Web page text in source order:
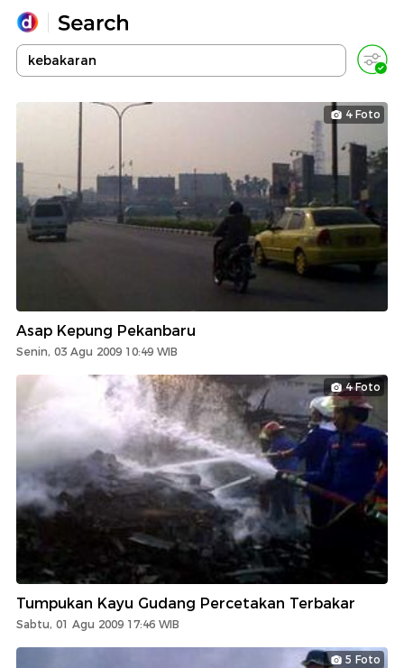
Yang sedang ramai dicari
Loading...
Promoted
Terakhir yang dicari
4 Foto
Asap Kepung Pekanbaru
Senin, 03 Agu 2009 10:49 WIB
4 Foto
Tumpukan Kayu Gudang Percetakan Terbakar
Sabtu, 01 Agu 2009 17:46 WIB
5 Foto